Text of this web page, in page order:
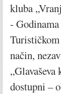
kluba
-
način,
dostupni –